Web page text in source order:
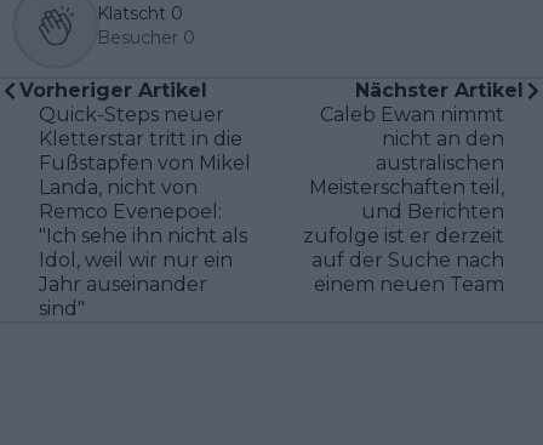
Klatscht 0
Besucher 0
Vorheriger Artikel
Quick-Steps neuer
Kletterstar tritt in die
Fußstapfen von Mikel
Landa, nicht von
Remco Evenepoel:
"Ich sehe ihn nicht als
Idol, weil wir nur ein
Jahr auseinander
sind"
Nächster Artikel
Caleb Ewan nimmt
nicht an den
australischen
Meisterschaften teil,
und Berichten
zufolge ist er derzeit
auf der Suche nach
einem neuen Team